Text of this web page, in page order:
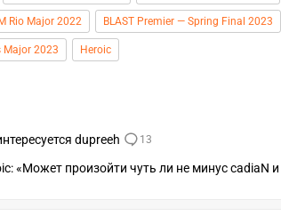
Rio Major 2022 BLAST Premier — Spring Final 2023
Major 2023 Heroic
dupreeh 13
«Может произойти чуть ли не минус cadiaN